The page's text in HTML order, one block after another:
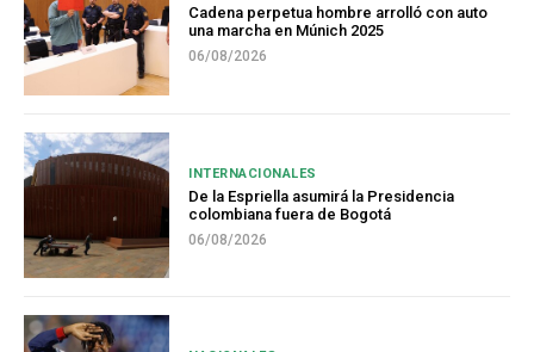
Cadena perpetua hombre arrolló con auto
una marcha en Múnich 2025
06/08/2026
INTERNACIONALES
De la Espriella asumirá la Presidencia
colombiana fuera de Bogotá
06/08/2026